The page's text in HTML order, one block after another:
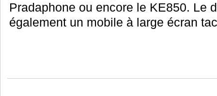
Pradaphone ou encore le KE850. Le
également un mobile à large écran